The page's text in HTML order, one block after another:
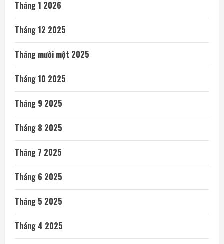
Tháng 1 2026
Tháng 12 2025
Tháng mười một 2025
Tháng 10 2025
Tháng 9 2025
Tháng 8 2025
Tháng 7 2025
Tháng 6 2025
Tháng 5 2025
Tháng 4 2025